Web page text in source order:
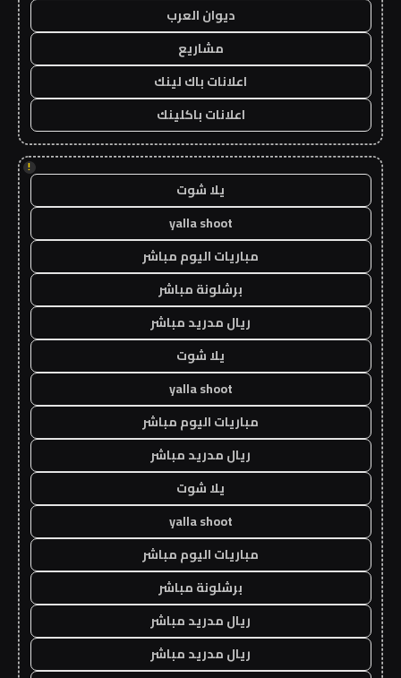
ديوان العرب
مشاريع
اعلانات باك لينك
اعلانات باكلينك
!
يلا شوت
yalla shoot
مباريات اليوم مباشر
برشلونة مباشر
ريال مدريد مباشر
يلا شوت
yalla shoot
مباريات اليوم مباشر
ريال مدريد مباشر
يلا شوت
yalla shoot
مباريات اليوم مباشر
برشلونة مباشر
ريال مدريد مباشر
ريال مدريد مباشر